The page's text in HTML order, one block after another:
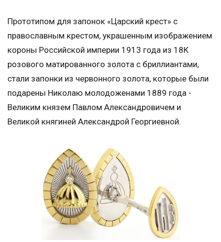
Прототипом для запонок «Царский крест» с
православным крестом, украшенным изображением
короны Российской империи 1913 года из 18К
розового матированного золота с бриллиантами,
стали запонки из червонного золота, которые были
подарены Николаю молодоженами 1889 года -
Великим князем Павлом Александровичем и
Великой княгиней Александрой Георгиевной.